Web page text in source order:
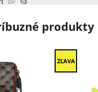
produkty
ZĽAVA